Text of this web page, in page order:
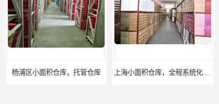
杨浦区小面积仓库，托管仓库